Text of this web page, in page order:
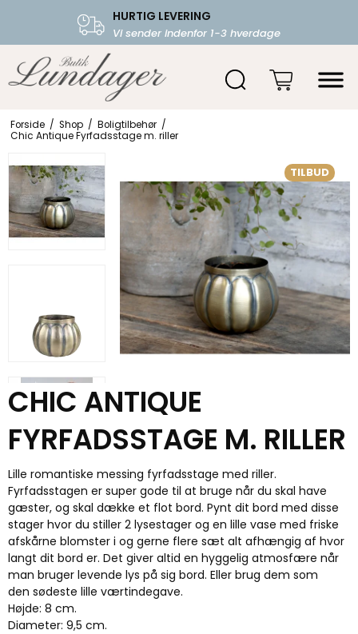
HURTIG LEVERING
Vi sender indenfor 1-3 hverdage
FRI FRAGT OVER 599.-
Starter fra 39,-
Forside / Shop / Boligtilbehør /
Chic Antique Fyrfadsstage m. riller
TILBUD
CHIC ANTIQUE
FYRFADSSTAGE M. RILLER
Lille romantiske messing fyrfadsstage med riller.
Fyrfadsstagen er super gode til at bruge når du skal have
gæster, og skal dække et flot bord. Pynt dit bord med disse
stager hvor du stiller 2 lysestager og en lille vase med friske
afskårne blomster i og gerne flere sæt alt afhængig af hvor
langt dit bord er. Det giver altid en hyggelig atmosfære når
man bruger levende lys på sig bord. Eller brug dem som
den sødeste lille værtindegave.
Højde: 8 cm.
Diameter: 9,5 cm.